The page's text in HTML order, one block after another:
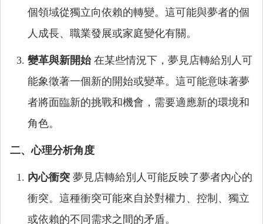
個領域從獨立向依賴的轉變。這可能與夢者的個
人成長、職業發展或家庭變化有關。
變革與新開始在某些情況下，夢見店轉給別人可
能象徵著一個新的開始或變革。這可能意味著夢
者將面臨新的挑戰和機會，需要適應新的環境和
角色。
二、心理分析角度
內心衝突 夢見店轉給別人可能反映了夢者內心的
衝突。這種衝突可能來自於對權力、控制、獨立
或依賴的不同需求之間的矛盾。